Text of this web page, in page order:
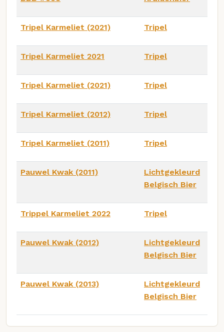
Tripel Karmeliet (2021) Tripel
Tripel Karmeliet 2021 Tripel
Tripel Karmeliet (2021) Tripel
Tripel Karmeliet (2012) Tripel
Tripel Karmeliet (2011) Tripel
Pauwel Kwak (2011)
Lichtgekleurd
Belgisch Bier
Trippel Karmeliet 2022 Tripel
Pauwel Kwak (2012)
Lichtgekleurd
Belgisch Bier
Pauwel Kwak (2013)
Lichtgekleurd
Belgisch Bier